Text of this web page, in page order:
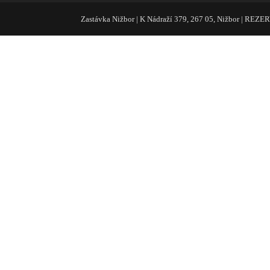
Zastávka Nižbor | K Nádraží 379, 267 05, Nižbor |